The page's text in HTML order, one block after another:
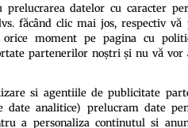
Politica de confidenţialitate
datelor cu caracter
făcând clic mai jos, respectiv vă
moment pe pagina cu
partenerilor noștri și nu vă vor
si agentiile de publicitate
analitice) prelucram date
a personaliza continutul si